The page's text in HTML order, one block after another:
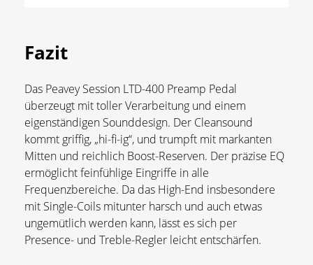
Fazit
Das Peavey Session LTD-400 Preamp Pedal
überzeugt mit toller Verarbeitung und einem
eigenständigen Sounddesign. Der Cleansound
kommt griffig, „hi-fi-ig“, und trumpft mit markanten
Mitten und reichlich Boost-Reserven. Der präzise EQ
ermöglicht feinfühlige Eingriffe in alle
Frequenzbereiche. Da das High-End insbesondere
mit Single-Coils mitunter harsch und auch etwas
ungemütlich werden kann, lässt es sich per
Presence- und Treble-Regler leicht entschärfen.